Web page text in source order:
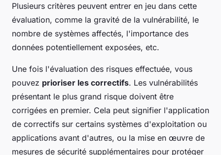
Plusieurs critères peuvent entrer en jeu dans cette
évaluation, comme la gravité de la vulnérabilité, le
nombre de systèmes affectés, l'importance des
données potentiellement exposées, etc.
Une fois l'évaluation des risques effectuée, vous
pouvez prioriser les correctifs. Les vulnérabilités
présentant le plus grand risque doivent être
corrigées en premier. Cela peut signifier l'application
de correctifs sur certains systèmes d'exploitation ou
applications avant d'autres, ou la mise en œuvre de
mesures de sécurité supplémentaires pour protéger